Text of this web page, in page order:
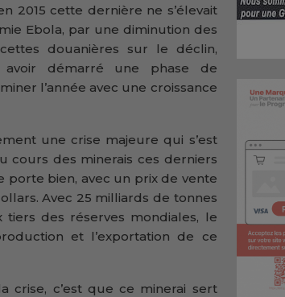
2015 cette dernière ne s’élevait
Ebola, par une diminution des
douanières sur le déclin,
avoir démarré une phase de
l’année avec une croissance
une crise majeure qui s’est
cours des minerais ces derniers
porte bien, avec un prix de vente
Avec 25 milliards de tonnes
des réserves mondiales, le
et l’exportation de ce
crise, c’est que ce minerai sert